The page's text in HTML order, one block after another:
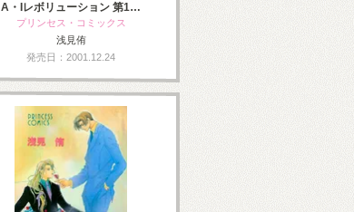
A・Iレボリューション 第1…
プリンセス・コミックス
浅見侑
発売日：2001.12.24